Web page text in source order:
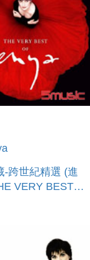
-跨世紀精選 (進
VERY BEST